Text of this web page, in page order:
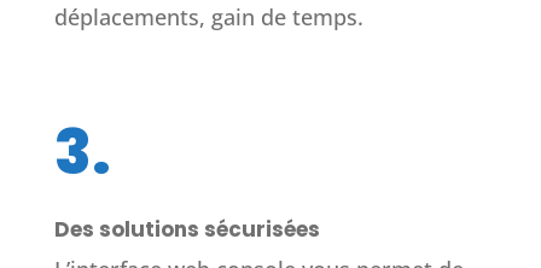
déplacements, gain de temps.
3.
Des solutions sécurisées